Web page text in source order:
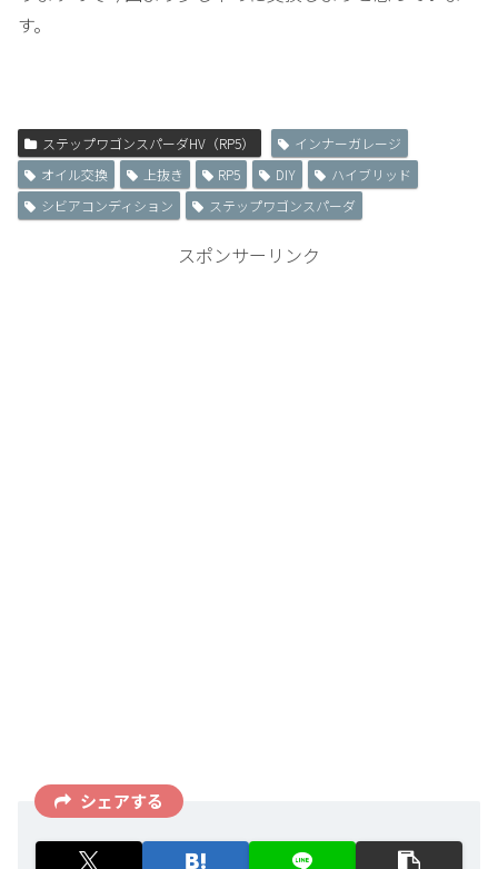
す。
ステップワゴンスパーダHV（RP5）
インナーガレージ
オイル交換
上抜き RP5 DIY
ハイブリッド
シビアコンディション
ステップワゴンスパーダ
スポンサーリンク
シェアする